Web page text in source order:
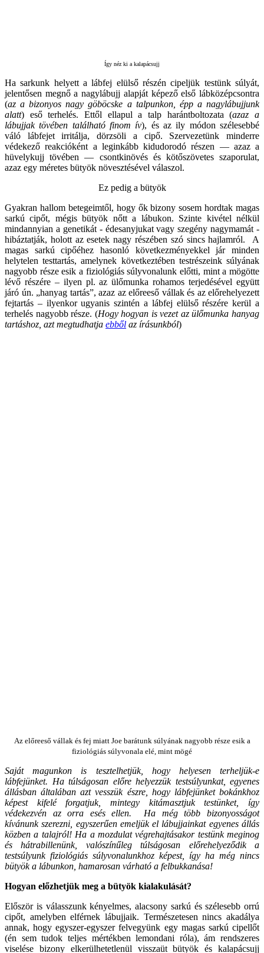
Így néz ki a kalapácsujj
Ha sarkunk helyett a lábfej elülső részén cipeljük testünk súlyát,
jelentősen megnő a nagylábujj alapját képező első lábközépcsontra
(az a bizonyos nagy göböcske a talpunkon, épp a nagylábujjunk
alatt) eső terhelés. Ettől ellapul a talp harántboltozata (azaz a
lábujjak tövében található finom ív), és az ily módon szélesebbé
váló lábfejet irritálja, dörzsöli a cipő. Szervezetünk minderre
védekező reakcióként a leginkább kidudorodó részen — azaz a
hüvelykujj tövében — csontkinövés és kötőszövetes szaporulat,
azaz egy méretes bütyök növesztésével válaszol.
Ez pedig a bütyök
Gyakran hallom betegeimtől, hogy ők bizony sosem hordtak magas
sarkú cipőt, mégis bütyök nőtt a lábukon. Szinte kivétel nélkül
mindannyian a genetikát - édesanyjukat vagy szegény nagymamát -
hibáztatják, holott az esetek nagy részében szó sincs hajlamról. A
magas sarkú cipőéhez hasonló következményekkel jár minden
helytelen testtartás, amelynek következtében testrészeink súlyának
nagyobb része esik a fiziológiás súlyvonalunk előtti, mint a mögötte
lévő részére – ilyen pl. az ülőmunka rohamos terjedésével együtt
járó ún. „hanyag tartás”, azaz az előreeső vállak és az előrehelyezett
fejtartás – ilyenkor ugyanis szintén a lábfej elülső részére kerül a
terhelés nagyobb része. (Hogy hogyan is vezet az ülőmunka hanyag
tartáshoz, azt megtudhatja ebből az írásunkból)
Az előreeső vállak és fej miatt Joe barátunk súlyának nagyobb része esik a
fiziológiás súlyvonala elé, mint mögé
Saját magunkon is tesztelhetjük, hogy helyesen terheljük-e
lábfejünket. Ha túlságosan előre helyezzük testsúlyunkat, egyenes
állásban általában azt vesszük észre, hogy lábfejünket bokánkhoz
képest kifelé forgatjuk, mintegy kitámasztjuk testünket, így
védekezvén az orra esés ellen. Ha még több bizonyosságot
kívánunk szerezni, egyszerűen emeljük el lábujjainkat egyenes állás
közben a talajról! Ha a mozdulat végrehajtásakor testünk meginog
és hátrabillenünk, valószínűleg túlságosan előrehelyeződik a
testsúlyunk fiziológiás súlyvonalunkhoz képest, így ha még nincs
bütyök a lábunkon, hamarosan várható a felbukkanása!
Hogyan előzhetjük meg a bütyök kialakulását?
Először is válasszunk kényelmes, alacsony sarkú és szélesebb orrú
cipőt, amelyben elférnek lábujjaik. Természetesen nincs akadálya
annak, hogy egyszer-egyszer felvegyünk egy magas sarkú cipellőt
(én sem tudok teljes mértékben lemondani róla), ám rendszeres
viselése bizony elkerülhetetlenül visszaüt bütyök és kalapácsujj